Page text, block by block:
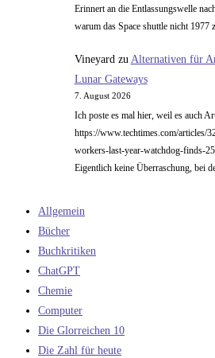
Erinnert an die Entlassungswelle
warum das Space shuttle nicht
Vineyard zu Alternativen für
Lunar Gateways
7. August 2026
Ich poste es mal hier, weil es auch
https://www.techtimes.com/articles/
workers-last-year-watchdog-finds-
Eigentlich keine Überraschung, bei
Allgemein
Bücher
Buchkritiken
ChatGPT
Chemie
Computer
Die Glorreichen 10
Die Zahl für heute